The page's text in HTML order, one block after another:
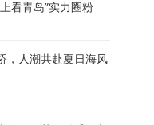
看青岛”实力圈粉
，人潮共赴夏日海风